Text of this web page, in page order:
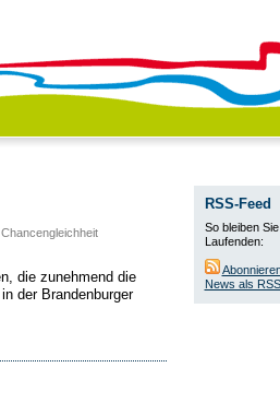
die zunehmend die
der Brandenburger
RSS-Feed
So bleiben
Laufenden:
News als